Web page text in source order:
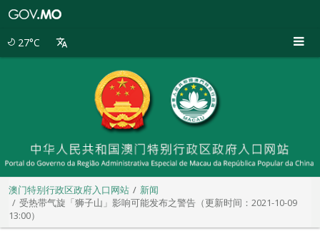
27°C
澳门特别行政区政府入口网站
新闻
受热带气旋「狮子山」影响可能发布之警告（更新时间：2021-10-09
13:00）